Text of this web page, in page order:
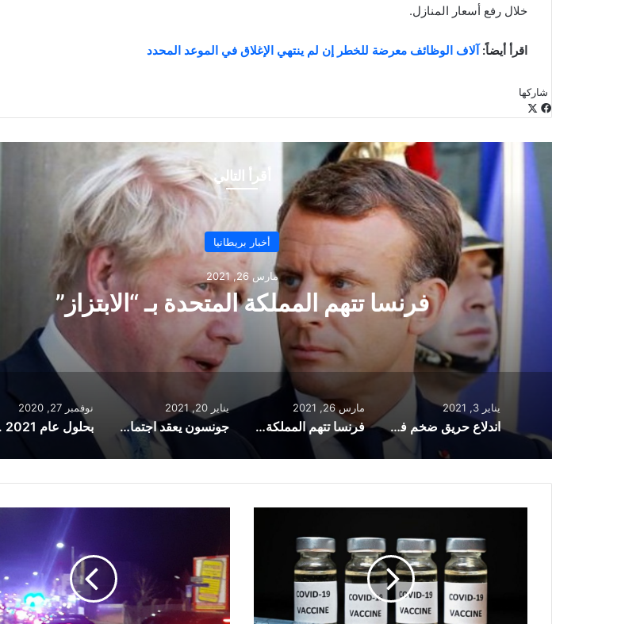
خلال رفع أسعار المنازل.
اقرأ أيضاً:آلاف الوظائف معرضة للخطر إن لم ينتهي الإغلاق في الموعد المحدد
شاركها
فيسبوك
البريد
أقرأ التالي
جونسون يعقد اجتماعاً عاجلاً مع حكومته لمناقشة وضع
البلاد بعد عاصفة كريستوف
يناير 3, 2021
اندلاع حريق ضخم في مصنع في برادفورد وإخلاء المنازل المجاورة
مارس 26, 2021
فرنسا تتهم المملكة المتحدة بـ “الابتزاز”
يناير 20, 2021
جونسون يعقد اجتماعاً عاجلاً مع حكومته لمناقشة وضع البلاد بعد عاصفة كريستوف
نوفمبر 27, 2020
19
عاماً
خارج
محطة